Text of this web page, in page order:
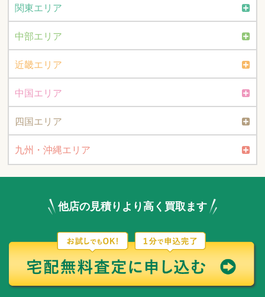
関東エリア
中部エリア
近畿エリア
中国エリア
四国エリア
九州・沖縄エリア
他店の見積りより高く買取ます